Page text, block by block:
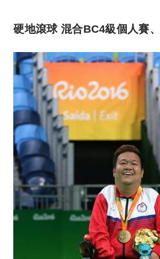
硬地滾球 混合BC4級個人賽